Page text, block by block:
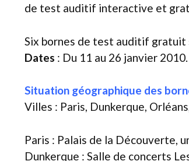
de test auditif interactive et
Six bornes de test auditif gratuit
Dates : Du 11 au 26 janvier 2010.
Situation géographique des
Villes : Paris, Dunkerque,
Paris : Palais de la Découverte,
Dunkerque : Salle de concerts